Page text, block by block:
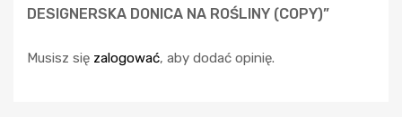
DESIGNERSKA DONICA NA ROŚLINY (COPY)”
Musisz się zalogować, aby dodać opinię.